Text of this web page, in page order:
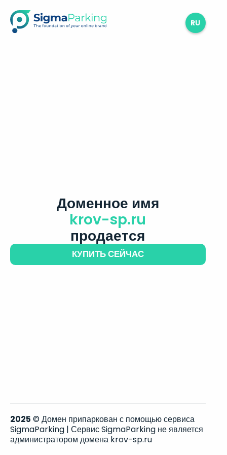
RU
Доменное имя
krov-sp.ru
продается
КУПИТЬ СЕЙЧАС
2025 © Домен припаркован с помощью сервиса
SigmaParking | Сервис SigmaParking не является
администратором домена krov-sp.ru